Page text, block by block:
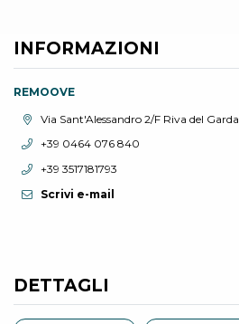
DETTAGLI
INFORMAZIONI
REMOOVE
Località:Via Sant'Alessandro 2/F Riva del Garda
Telefono:
+39 0464 076 840
Telefono:
+39 3517181793
Scrivi e-mail